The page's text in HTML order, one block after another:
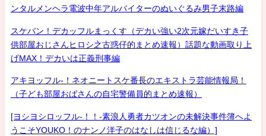
ンタルメンヘラ電波中年アルバイターのぬいぐるみ男子末路編
スケバン！デカッフルまっくす（デカい強い2次元嫁だいすき子
供部屋おじさんヒロシ之古惑仔的まとめ速報）話題な動画取り上
げMAX！デカいは正義刑事編
アキヨッフル-！ネオニートスケ番長のエキストラ芸能情報局！
（子ども部屋おばさんの自宅警備員的まとめ速報）
[ヨシヨシロッフル-！！-素浪人勇者カツオンの未解決事件簿へよ
うこそYOUKO！のナンノ洋子のはなしは信じるな編）]